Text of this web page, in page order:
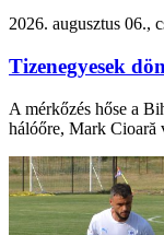
2026. augusztus 06.,
Tizenegyesek
A mérkőzés hőse a
hálóőre, Mark Cioară